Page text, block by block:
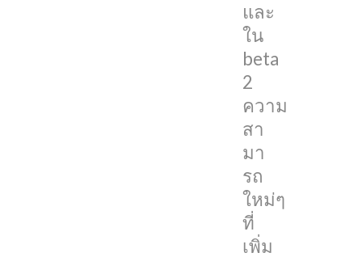
และ
ใน
beta
2
ความ
สา
มา
รถ
ใหม่ๆ
ที่
เพิ่ม
เพิ่ม
Emoji
ใหม่
กว่า
200
แบบ
ใน
iOS
และ